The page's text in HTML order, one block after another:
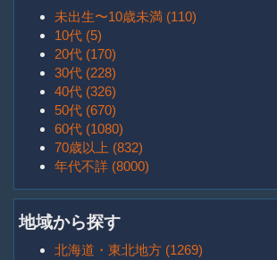
未出生〜10歳未満 (110)
10代 (5)
20代 (170)
30代 (228)
40代 (326)
50代 (670)
60代 (1080)
70歳以上 (832)
年代不詳 (8000)
地域から探す
北海道・東北地方 (1269)